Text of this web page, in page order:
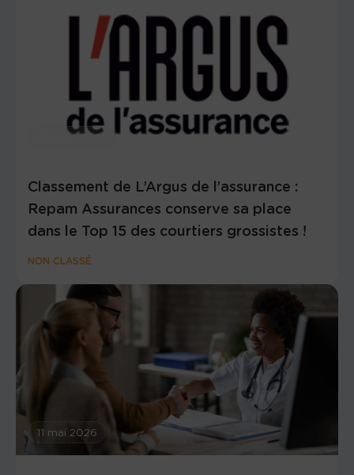
15 juillet 2026
Classement de L’Argus de l’assurance :
Repam Assurances conserve sa place
dans le Top 15 des courtiers grossistes !
NON CLASSÉ
11 mai 2026